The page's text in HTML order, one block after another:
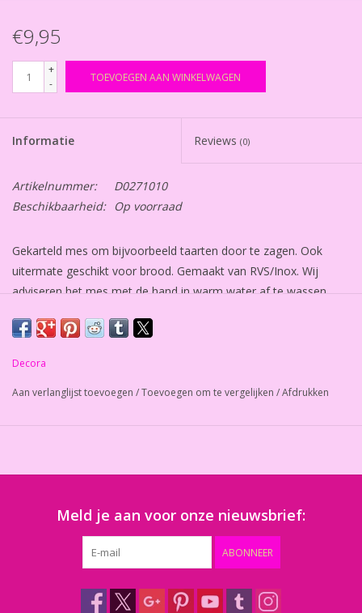
€9,95
+
-
TOEVOEGEN AAN WINKELWAGEN
Informatie Reviews (0)
Artikelnummer:
D0271010
Beschikbaarheid:
Op voorraad
Gekarteld mes om bijvoorbeeld taarten door te zagen. Ook
uitermate geschikt voor brood. Gemaakt van RVS/Inox. Wij
adviseren het mes met de hand in warm water af te wassen.
Decora
Aan verlanglijst toevoegen /Toevoegen om te vergelijken /Afdrukken
Meld je aan voor onze nieuwsbrief:
ABONNEER